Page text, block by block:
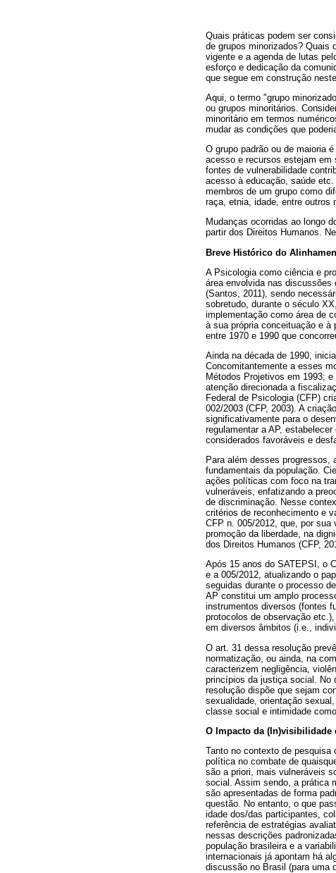
Quais práticas podem ser
de grupos minorizados? Quais
vigente e a agenda de lutas
esforço e dedicação da
que segue em construção
Aqui, o termo "grupo
ou grupos minoritários.
minoritário em termos
mudar as condições que
O grupo padrão ou de maioria
acesso e recursos estejam em
fontes de vulnerabilidade
acesso à educação, saúde
membros de um grupo como
raça, etnia, idade, entre outros
Mudanças ocorridas ao longo
partir dos Direitos Humanos.
Breve Histórico do
A Psicologia como ciência e
área envolvida nas
(Santos, 2011), sendo
sobretudo, durante o século
implementação como área de
à sua própria conceituação e
entre 1970 e 1990 que
Ainda na década de 1990,
Concomitantemente a esses
Métodos Projetivos em 1993;
atenção direcionada a
Federal de Psicologia (CFP)
002/2003 (CFP, 2003). A
significativamente para o
regulamentar a AP,
considerados favoráveis e
Para além desses progressos,
fundamentais da população.
ações políticas com foco na
vulneráveis, enfatizando a
de discriminação. Nesse
critérios de reconhecimento e
CFP n. 005/2012, que, por
promoção da liberdade, na
dos Direitos Humanos (CFP,
Após 15 anos do SATEPSI, o
e a 005/2012, atualizando o
seguidas durante o processo
AP constitui um amplo
instrumentos diversos (fontes
protocolos de observação
em diversos âmbitos (i.e.,
O art. 31 dessa resolução
normatização, ou ainda, na
caracterizem negligência,
princípios da justiça social. No
resolução dispõe que sejam
sexualidade, orientação
classe social e intimidade
O Impacto da (In)visibilidade
Tanto no contexto de pesquisa
política no combate de
são a priori, mais vulneráveis
social. Assim sendo, a prática
são apresentadas de forma
questão. No entanto, o que
idade dos/das participantes,
referência de estratégias
nessas descrições
população brasileira e a
internacionais já apontam há
discussão no Brasil (para uma